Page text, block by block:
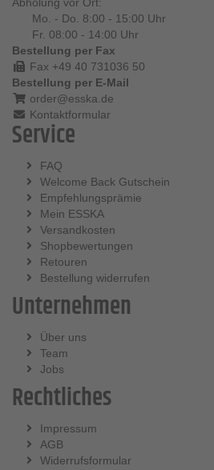
Abholung vor Ort:
Mo. - Do. 8:00 - 15:00 Uhr
Fr. 08:00 - 14:00 Uhr
Bestellung per Fax
Fax +49 40 731036 50
Bestellung per E-Mail
order@esska.de
Kontaktformular
Service
FAQ
Welcome Back Gutschein
Empfehlungsprämie
Mein ESSKA
Versandkosten
Shopbewertungen
Retouren
Bestellung widerrufen
Unternehmen
Über uns
Team
Jobs
Rechtliches
Impressum
AGB
Widerrufsformular